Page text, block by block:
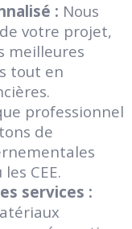
: Nous
votre projet,
meilleures
tout en
professionnel
de
CEE.
services :